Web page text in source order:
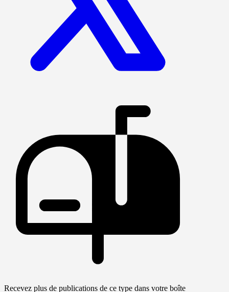
Recevez plus de publications de ce type dans votre boîte